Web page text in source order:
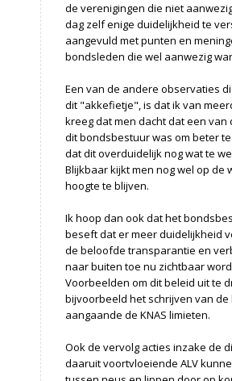
de verenigingen die niet
dag zelf enige duidelijkheid te
aangevuld met punten en
bondsleden die wel aanwezig
Een van de andere observaties
dit "akkefietje", is dat ik van
kreeg dat men dacht dat een
dit bondsbestuur was om beter
dat dit overduidelijk nog wat te
Blijkbaar kijkt men nog wel op de
hoogte te blijven.
Ik hoop dan ook dat het
beseft dat er meer duidelijkheid
de beloofde transparantie en
naar buiten toe nu zichtbaar
Voorbeelden om dit beleid uit te
bijvoorbeeld het schrijven van de
aangaande de KNAS limieten.
Ook de vervolg acties inzake de
daaruit voortvloeiende ALV